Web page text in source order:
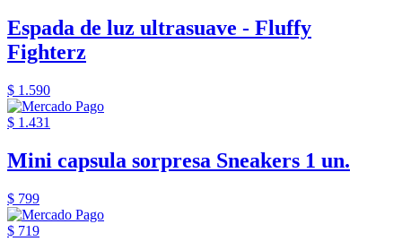
Espada de luz ultrasuave - Fluffy
Fighterz
$ 1.590
$ 1.431
Mini capsula sorpresa Sneakers 1 un.
$ 799
$ 719